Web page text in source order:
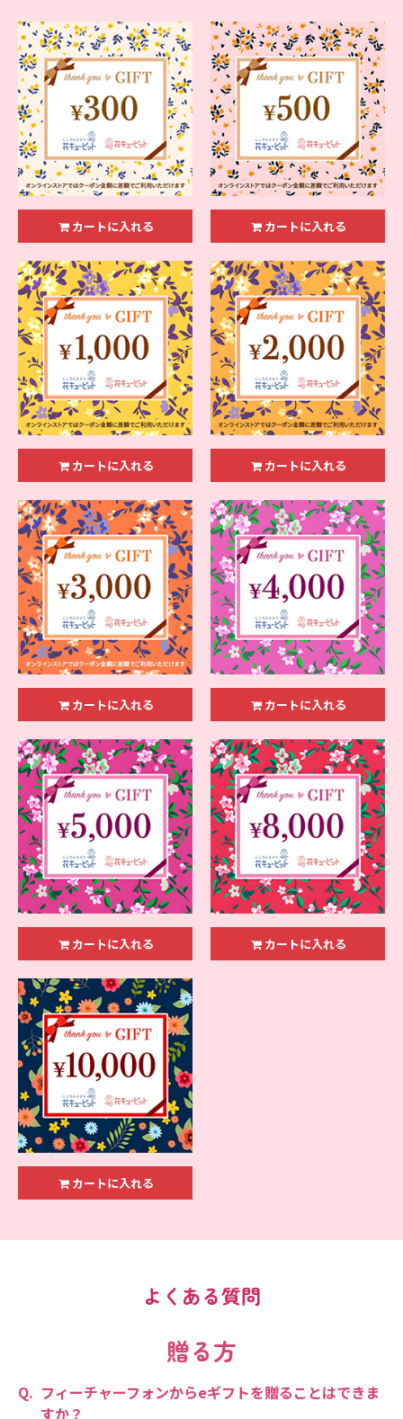
カートに入れる カートに入れる
カートに入れる カートに入れる
カートに入れる カートに入れる
カートに入れる カートに入れる
カートに入れる
よくある質問
贈る方
フィーチャーフォンからeギフトを贈ることはできま
すか？